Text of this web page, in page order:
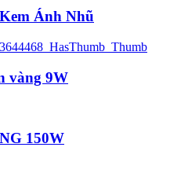
Ánh Nhũ
vàng 9W
150W